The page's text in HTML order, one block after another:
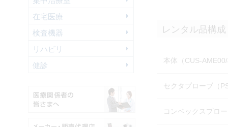
在宅医療
検査機器
リハビリ
健診
レンタル品構成
本体（CUS-
セクタプローブ（
コンベックスプロ